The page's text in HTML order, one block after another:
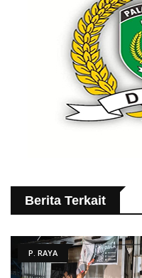
Berita Terkait
P. RAYA